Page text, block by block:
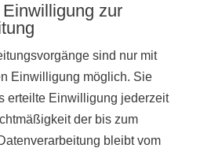
zur
sind nur mit
Einwilligung möglich. Sie
erteilte Einwilligung jederzeit
der bis zum
bleibt vom